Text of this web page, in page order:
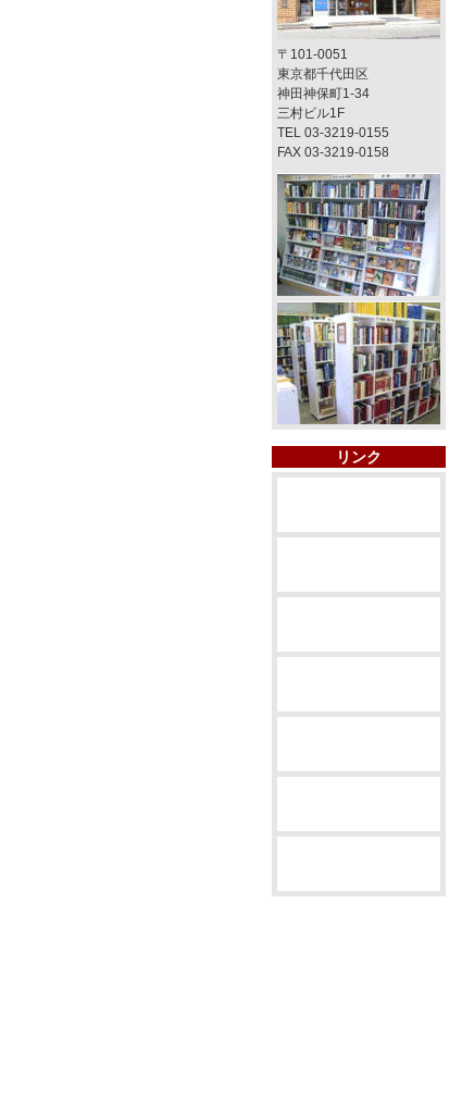
〒101-0051
東京都千代田区
神田神保町1-34
三村ビル1F
TEL 03-3219-0155
FAX 03-3219-0158
リンク